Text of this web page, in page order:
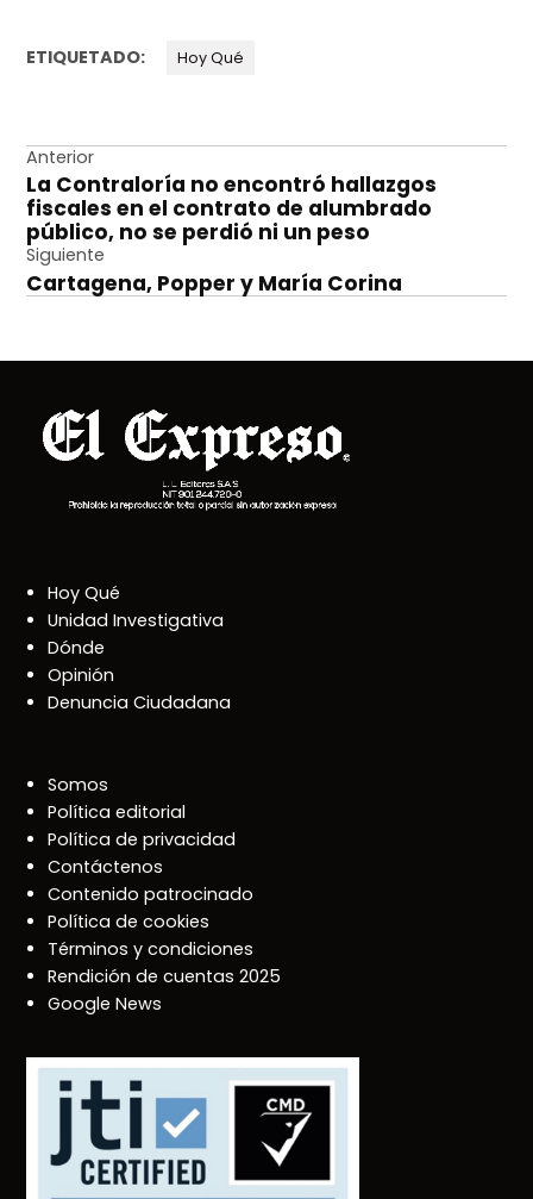
ETIQUETADO: Hoy Qué
Navegación
de
entradas
Anterior
La Contraloría no encontró hallazgos
fiscales en el contrato de alumbrado
público, no se perdió ni un peso
Siguiente
Cartagena, Popper y María Corina
Hoy Qué
Unidad Investigativa
Dónde
Opinión
Denuncia Ciudadana
Somos
Política editorial
Política de privacidad
Contáctenos
Contenido patrocinado
Política de cookies
Términos y condiciones
Rendición de cuentas 2025
Google News